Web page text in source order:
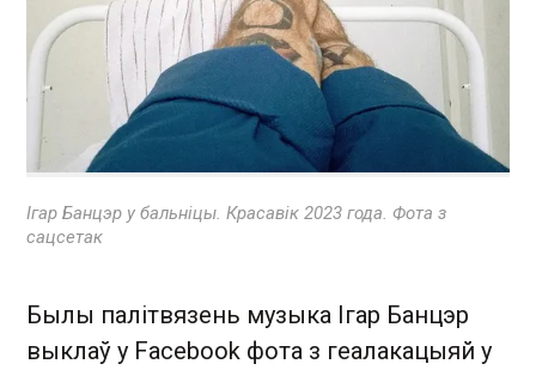
Ігар Банцэр у бальніцы. Красавік 2023 года. Фота з
сацсетак
Былы палітвязень музыка Ігар Банцэр
выклаў у Facebook фота з геалакацыяй у